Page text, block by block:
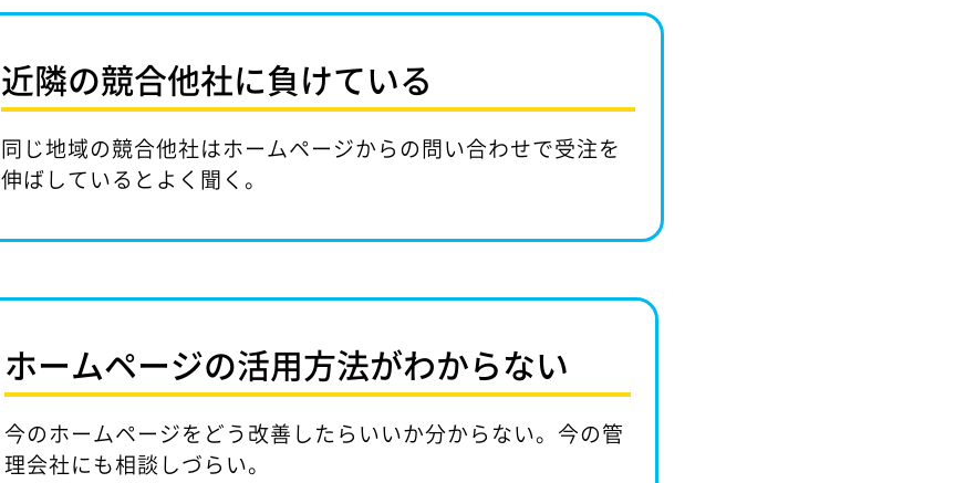
近隣の競合他社に負けている
同じ地域の競合他社はホームページからの問い合わせで受注を
伸ばしているとよく聞く。
ホームページの活用方法がわからない
今のホームページをどう改善したらいいか分からない。今の管
理会社にも相談しづらい。